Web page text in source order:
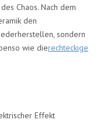
Chaos. Nach dem
den
sondern
wie dierechteckige
Effekt